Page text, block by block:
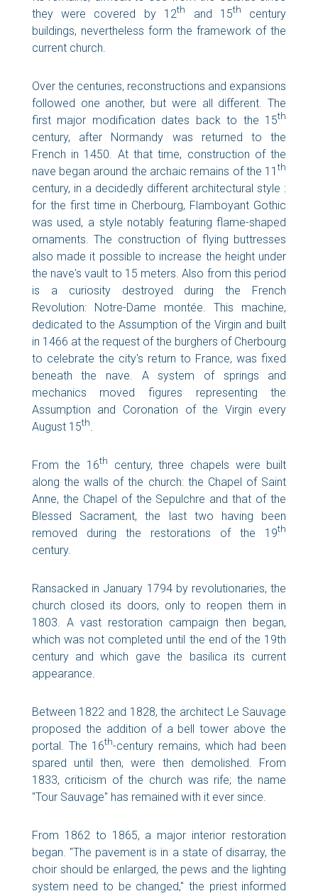
they were covered by 12th and 15th
century
buildings, nevertheless form the framework of the
current church.
Over the centuries, reconstructions and expansions
followed one another, but were all different. The
first major modification dates back to the 15th
century, after Normandy was returned to the
French in 1450. At that time, construction of the
nave began around the archaic remains of the 11 th
century, in a decidedly different architectural style :
for the first time in Cherbourg, Flamboyant Gothic
was used, a style notably featuring flame-shaped
ornaments. The construction of flying buttresses
also made it possible to increase the height under
the nave's vault to 15 meters. Also from this period
is a curiosity destroyed during the French
Revolution: Notre-Dame montée. This machine,
dedicated to the Assumption of the Virgin and built
in 1466 at the request of the burghers of Cherbourg
to celebrate the city's return to France, was fixed
beneath the nave. A system of springs and
mechanics moved figures representing the
Assumption and Coronation of the Virgin every
August 15th.
From the 16th
century, three chapels were built
along the walls of the church: the Chapel of Saint
Anne, the Chapel of the Sepulchre and that of the
Blessed Sacrament, the last two having been
removed during the restorations of the 19th
century.
Ransacked in January 1794 by revolutionaries, the
church closed its doors, only to reopen them in
1803. A vast restoration campaign then began,
which was not completed until the end of the 19th
century and which gave the basilica its current
appearance.
Between 1822 and 1828, the architect Le Sauvage
proposed the addition of a bell tower above the
portal. The 16th-century remains, which had been
spared until then, were then demolished. From
1833, criticism of the church was rife; the name
"Tour Sauvage" has remained with it ever since.
From 1862 to 1865, a major interior restoration
began. "The pavement is in a state of disarray, the
choir should be enlarged, the pews and the lighting
system need to be changed," the priest informed